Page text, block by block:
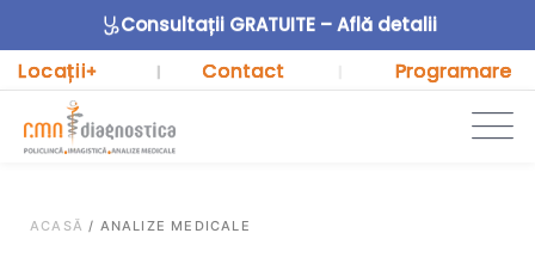
Consultații GRATUITE – Află detalii
Locații+ | Contact Programare
ACASĂ / ANALIZE MEDICALE